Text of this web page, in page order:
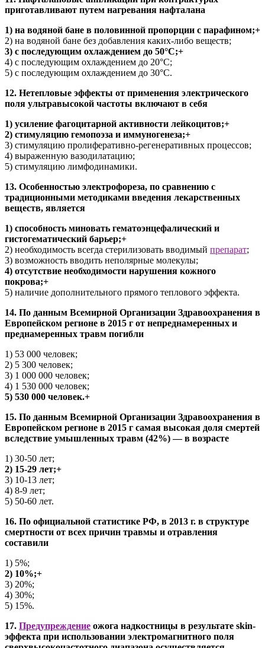
приготавливают путем нагревания нафталана
1) на водяной бане в половинной пропорции с парафином;+
2) на водяной бане без добавления каких-либо веществ;
3) с последующим охлаждением до 50°С;+
4) с последующим охлаждением до 20°С;
5) с последующим охлаждением до 30°С.
12. Нетепловые эффекты от применения электрического
поля ультравысокой частоты включают в себя
1) усиление фагоцитарной активности лейкоцитов;+
2) стимуляцию гемопоэза и иммуногенеза;+
3) стимуляцию пролиферативно-регенеративных процессов;
4) выраженную вазодилатацию;
5) стимуляцию лимфодинамики.
13. Особенностью электрофореза, по сравнению с
традиционными методиками введения лекарственных
веществ, является
1) способность миновать гематоэнцефалический и
гистогематический барьер;+
2) необходимость всегда стерилизовать вводимый препарат;
3) возможность вводить неполярные молекулы;
4) отсутствие необходимости нарушения кожного
покрова;+
5) наличие дополнительного прямого теплового эффекта.
14. По данным Всемирной Организации Здравоохранения в
Европейском регионе в 2015 г от непреднамеренных и
преднамеренных травм погибли
1) 53 000 человек;
2) 5 300 человек;
3) 1 000 000 человек;
4) 1 530 000 человек;
5) 530 000 человек.+
15. По данным Всемирной Организации Здравоохранения в
Европейском регионе в 2015 г самая высокая доля смертей
вследствие умышленных травм (42%) — в возрасте
1) 30-50 лет;
2) 15-29 лет;+
3) 10-13 лет;
4) 8-9 лет;
5) 50-60 лет.
16. По официальной статистике РФ, в 2013 г. в структуре
смертности от всех причин травмы и отравления
составили
1) 5%;
2) 10%;+
3) 20%;
4) 30%;
5) 15%.
17. Предупреждение ожога надкостницы в результате skin-
эффекта при использовании электромагнитного поля